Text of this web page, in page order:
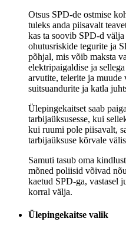
Otsus SPD-de ostmise
tuleks anda piisavalt
kas ta soovib SPD-d
ohutusriskide tegurite ja
põhjal, mis võib maksta
elektripaigaldise ja
arvutite, telerite ja muude
suitsuandurite ja katla
Ülepingekaitset saab
tarbijaüksusesse, kui
kui ruumi pole piisavalt,
tarbijaüksuse kõrvale
Samuti tasub oma
mõned poliisid võivad
kaetud SPD-ga, vastasel
korral välja.
Ülepingekaitse valik